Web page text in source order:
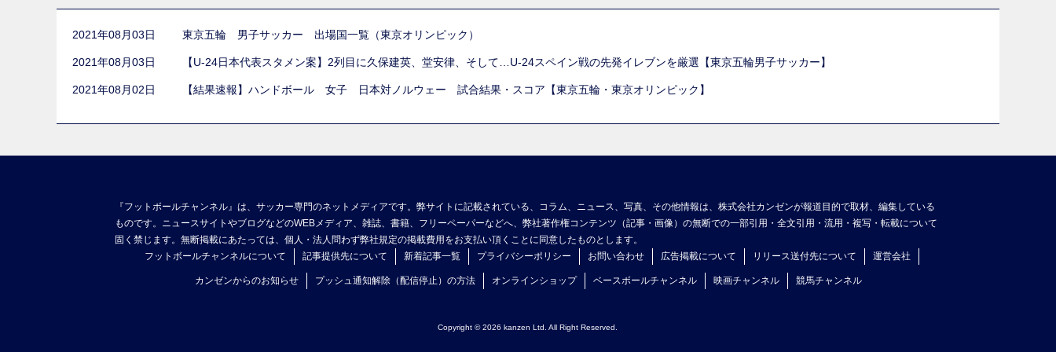
2021年08月03日 東京五輪 男子サッカー 出場国一覧（東京オリンピック）
2021年08月03日 【U-24日本代表スタメン案】2列目に久保建英、堂安律、そして…U-24スペイン戦の先発イレブンを厳選【東京五輪男子サッカー】
2021年08月02日 【結果速報】ハンドボール 女子 日本対ノルウェー 試合結果・スコア【東京五輪・東京オリンピック】
『フットボールチャンネル』は、サッカー専門のネットメディアです。弊サイトに記載されている、コラム、ニュース、写真、その他情報は、株式会社カンゼンが報道目的で取材、編集している
ものです。ニュースサイトやブログなどのWEBメディア、雑誌、書籍、フリーペーパーなどへ、弊社著作権コンテンツ（記事・画像）の無断での一部引用・全文引用・流用・複写・転載について
固く禁じます。無断掲載にあたっては、個人・法人問わず弊社規定の掲載費用をお支払い頂くことに同意したものとします。
フットボールチャンネルについて
記事提供先について 新着記事一覧 プライバシーポリシー お問い合わせ 広告掲載について リリース送付先について 運営会社
カンゼンからのお知らせ プッシュ通知解除（配信停止）の方法 オンラインショップ ベースボールチャンネル 映画チャンネル 競馬チャンネル
Copyright © 2026 kanzen Ltd. All Right Reserved.